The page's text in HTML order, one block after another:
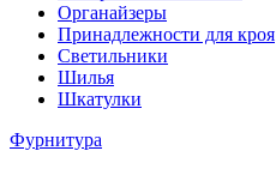
Органайзеры
Принадлежности для кроя
Светильники
Шилья
Шкатулки
Фурнитура